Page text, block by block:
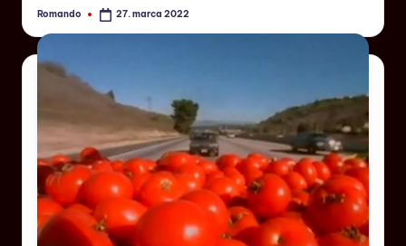
Romando 27. marca 2022